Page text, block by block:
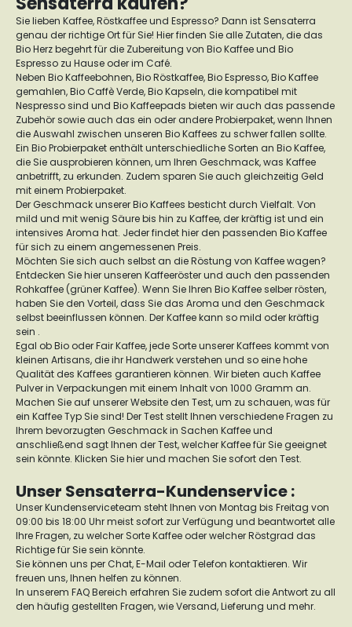
Sie lieben Kaffee, Röstkaffee und Espresso? Dann ist Sensaterra
genau der richtige Ort für Sie! Hier finden Sie alle Zutaten, die das
Bio Herz begehrt für die Zubereitung von Bio Kaffee und Bio
Espresso zu Hause oder im Café.
Neben Bio Kaffeebohnen, Bio Röstkaffee, Bio Espresso, Bio Kaffee
gemahlen, Bio Caffè Verde, Bio Kapseln, die kompatibel mit
Nespresso sind und Bio Kaffeepads bieten wir auch das passende
Zubehör sowie auch das ein oder andere Probierpaket, wenn Ihnen
die Auswahl zwischen unseren Bio Kaffees zu schwer fallen sollte.
Ein Bio Probierpaket enthält unterschiedliche Sorten an Bio Kaffee,
die Sie ausprobieren können, um Ihren Geschmack, was Kaffee
anbetrifft, zu erkunden. Zudem sparen Sie auch gleichzeitig Geld
mit einem Probierpaket.
Der Geschmack unserer Bio Kaffees besticht durch Vielfalt. Von
mild und mit wenig Säure bis hin zu Kaffee, der kräftig ist und ein
intensives Aroma hat. Jeder findet hier den passenden Bio Kaffee
für sich zu einem angemessenen Preis.
Möchten Sie sich auch selbst an die Röstung von Kaffee wagen?
Entdecken Sie hier unseren Kaffeeröster und auch den passenden
Rohkaffee (grüner Kaffee). Wenn Sie Ihren Bio Kaffee selber rösten,
haben Sie den Vorteil, dass Sie das Aroma und den Geschmack
selbst beeinflussen können. Der Kaffee kann so mild oder kräftig
sein .
Egal ob Bio oder Fair Kaffee, jede Sorte unserer Kaffees kommt von
kleinen Artisans, die ihr Handwerk verstehen und so eine hohe
Qualität des Kaffees garantieren können. Wir bieten auch Kaffee
Pulver in Verpackungen mit einem Inhalt von 1000 Gramm an.
Machen Sie auf unserer Website den Test, um zu schauen, was für
ein Kaffee Typ Sie sind! Der Test stellt Ihnen verschiedene Fragen zu
Ihrem bevorzugten Geschmack in Sachen Kaffee und
anschließend sagt Ihnen der Test, welcher Kaffee für Sie geeignet
sein könnte. Klicken Siehierund machen Sie sofort den Test.
Unser Sensaterra-Kundenservice :
Unser Kundenserviceteam steht Ihnen von Montag bis Freitag von
09:00 bis 18:00 Uhr meist sofort zur Verfügung und beantwortet alle
Ihre Fragen, zu welcher Sorte Kaffee oder welcher Röstgrad das
Richtige für Sie sein könnte.
Sie können uns per Chat, E-Mail oder Telefon kontaktieren. Wir
freuen uns, Ihnen helfen zu können.
In unserem FAQ Bereich erfahren Sie zudem sofort die Antwort zu all
den häufig gestellten Fragen, wie Versand, Lieferung und mehr.